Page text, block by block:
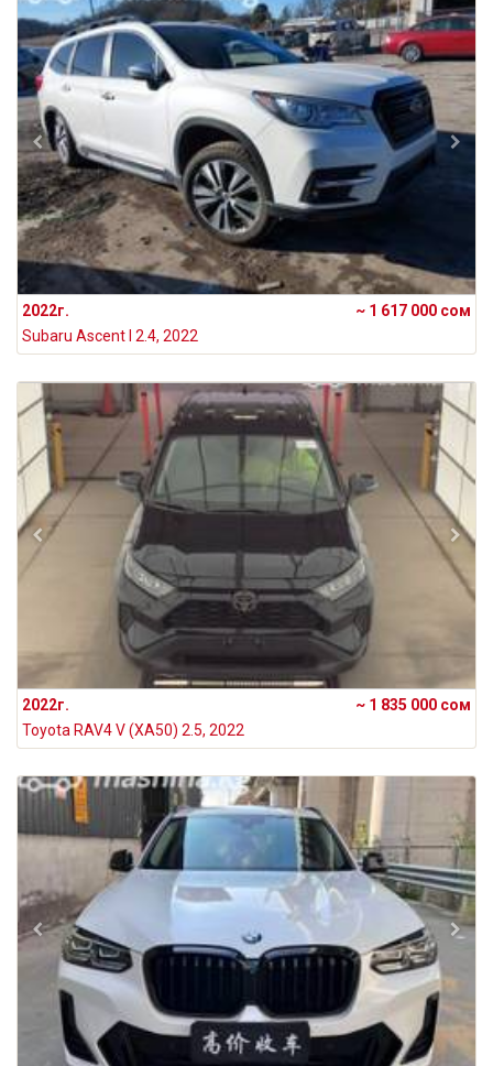
2022г.
~ 1 617 000 сом
Subaru Ascent I 2.4, 2022
2022г.
~ 1 835 000 сом
Toyota RAV4 V (XA50) 2.5, 2022